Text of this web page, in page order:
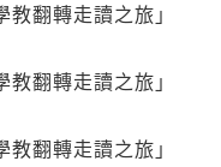
翻轉走讀之旅」
翻轉走讀之旅」
翻轉走讀之旅」